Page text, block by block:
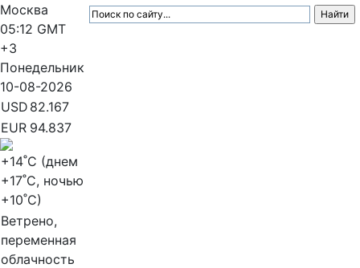
Москва
05:12 GMT
+3
Понедельник
10-08-2026
USD 82.167
EUR 94.837
+14˚C (днем
+17˚C, ночью
+10˚C)
Ветрено,
переменная
облачность